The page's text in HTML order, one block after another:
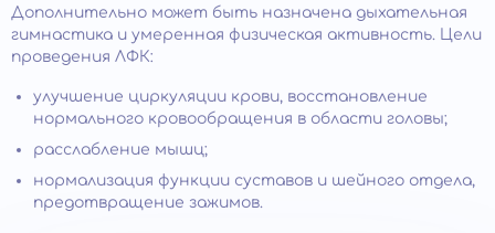
Дополнительно может быть назначена дыхательная
гимнастика и умеренная физическая активность. Цели
проведения ЛФК:
улучшение циркуляции крови, восстановление
нормального кровообращения в области головы;
расслабление мышц;
нормализация функции суставов и шейного отдела,
предотвращение зажимов.